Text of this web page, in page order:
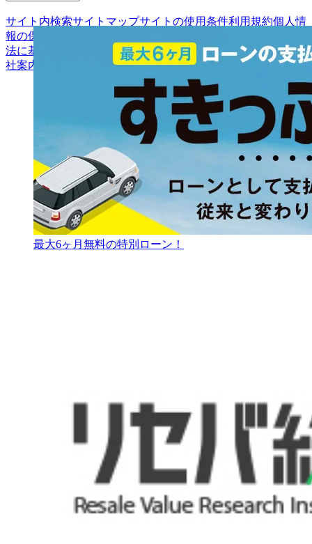
サイト内検索サイトマップサイトの使用条件利用規約個人情
報の保護について
法に基づく表示
アフィリエイトパートナー募集お客様の声会
社案内
最大6ヶ月無料の特別ローン！